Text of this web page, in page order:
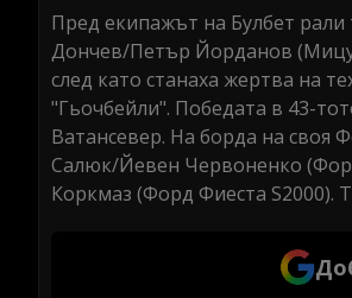
Пред екипажът на Булбет
Дончев/Петър Йорданов
след като станаха жертва на
"Гьочбейли". Победата в 43-
Ватансевер. На борда на своя
Салюк/Йевен Червоненко
Коркмаз (Форд Фиеста S2000).